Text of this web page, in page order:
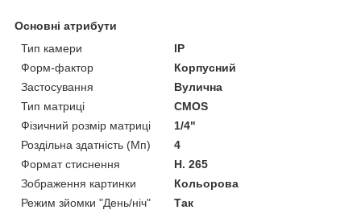
Основні атрибути
Тип камери
IP
Форм-фактор
Корпусний
Застосування
Вулична
Тип матриці
CMOS
Фізичний розмір матриці
1/4"
Роздільна здатність (Мп)
4
Формат стиснення
H. 265
Зображення картинки
Кольорова
Режим зйомки "День/ніч"
Так